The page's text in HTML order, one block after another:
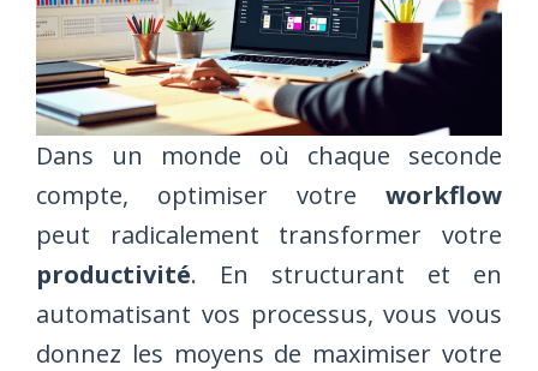
Dans un monde où chaque seconde
compte, optimiser votre workflow
peut radicalement transformer votre
productivité. En structurant et en
automatisant vos processus, vous vous
donnez les moyens de maximiser votre